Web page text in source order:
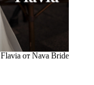
Flavia от Nava Bride